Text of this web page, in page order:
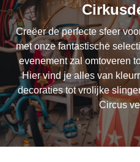
Creëer de perfecte sfeer
met onze fantastische
evenement zal omtoveren
Hier vind je alles van
decoraties tot vrolijke
Circus